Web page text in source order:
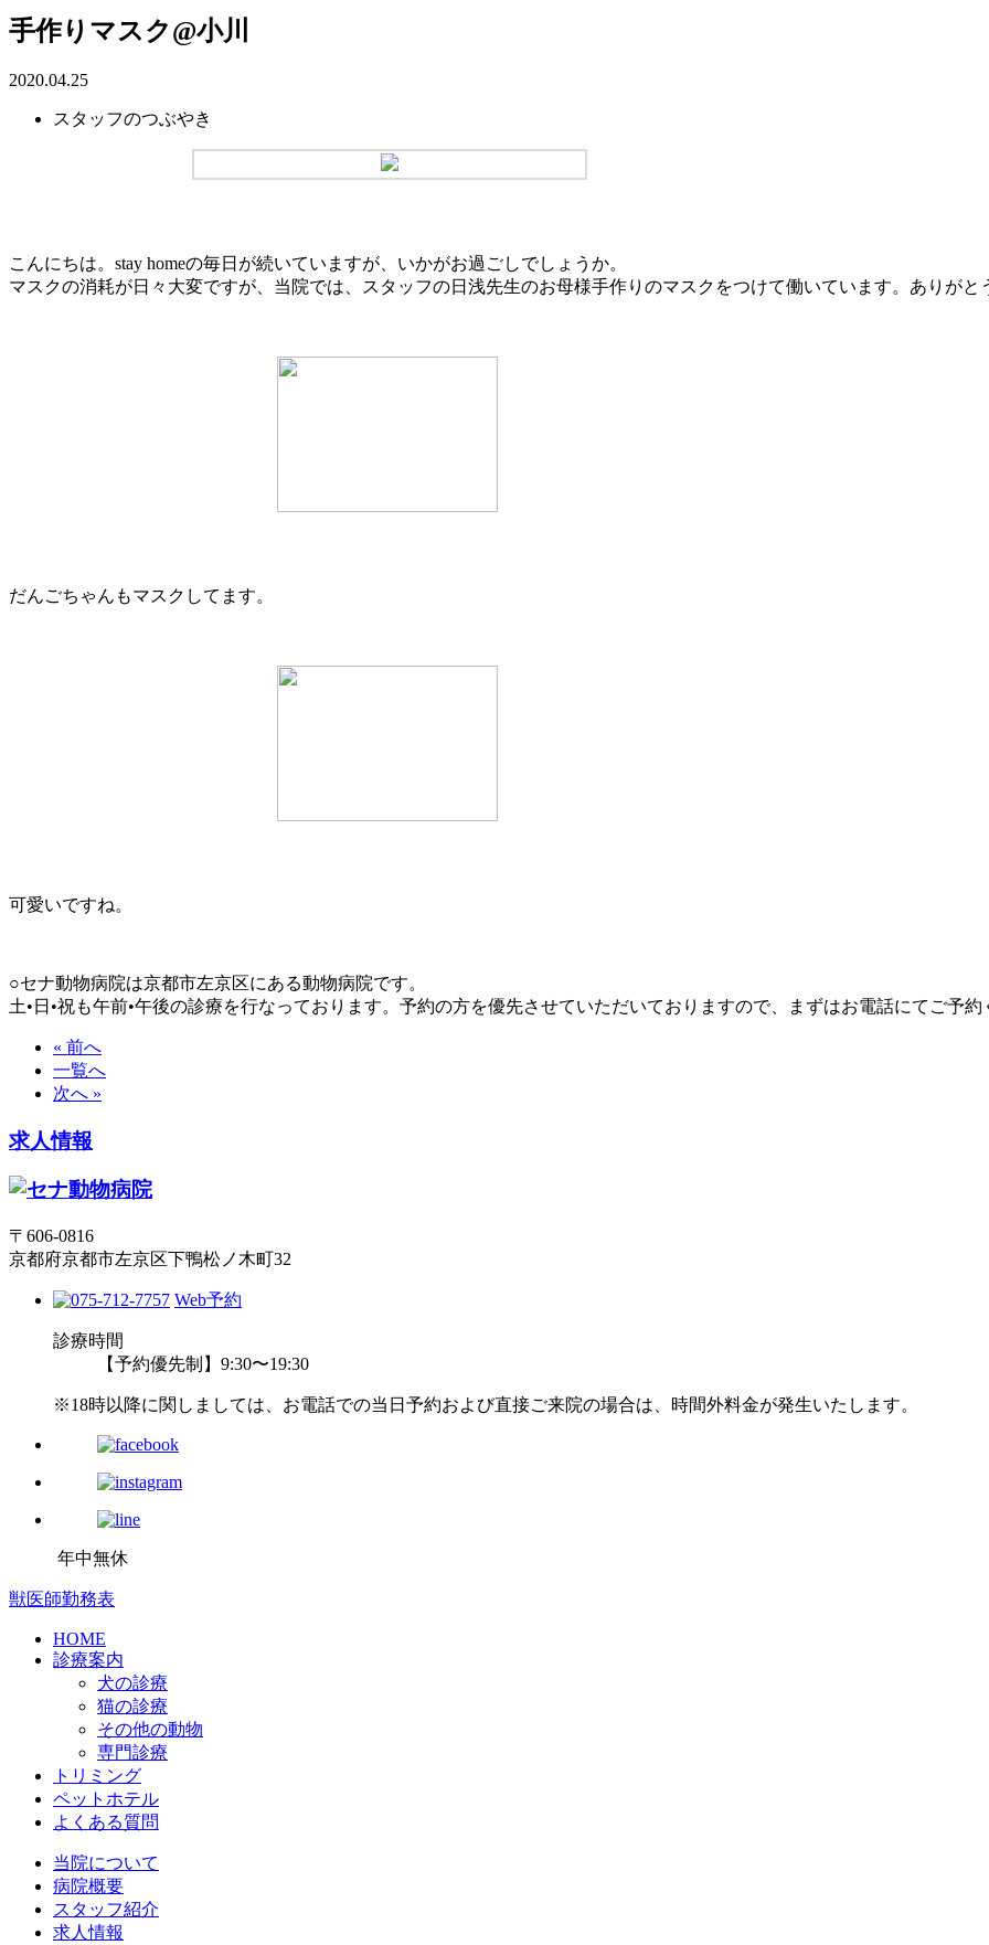
手作りマスク@小川
2020.04.25
スタッフのつぶやき
こんにちは。stay homeの毎日が続いていますが、いかがお過ごしでしょうか。
マスクの消耗が日々大変ですが、当院では、スタッフの日浅先生のお母様手作りのマスクをつけて働いています。ありがと
だんごちゃんもマスクしてます。
可愛いですね。
○セナ動物病院は京都市左京区にある動物病院です。
土•日•祝も午前•午後の診療を行なっております。予約の方を優先させていただいておりますので、まずはお電話にてご予約
« 前へ
一覧へ
次へ »
求人情報
〒606-0816
京都府京都市左京区下鴨松ノ木町32
Web予約
診療時間
【予約優先制】9:30〜19:30
※18時以降に関しましては、お電話での当日予約および直接ご来院の場合は、時間外料金が発生いたします。
年中無休
獣医師勤務表
HOME
診療案内
犬の診療
猫の診療
その他の動物
専門診療
トリミング
ペットホテル
よくある質問
当院について
病院概要
スタッフ紹介
求人情報